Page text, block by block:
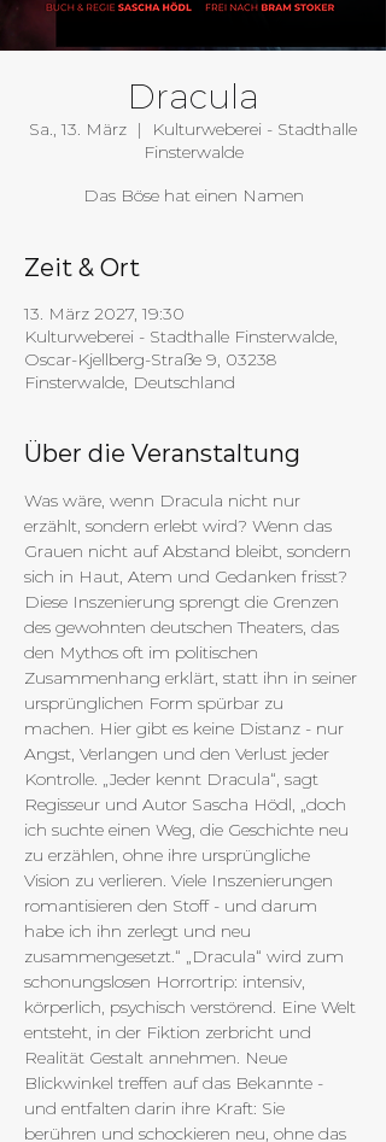
Dracula
Sa., 13. März
  |
Kulturweberei - Stadthalle
Finsterwalde
Das Böse hat einen Namen
Zeit & Ort
13. März 2027, 19:30
Kulturweberei - Stadthalle Finsterwalde,
Oscar-Kjellberg-Straße 9, 03238
Finsterwalde, Deutschland
Über die Veranstaltung
Was wäre, wenn Dracula nicht nur
erzählt, sondern erlebt wird? Wenn das
Grauen nicht auf Abstand bleibt, sondern
sich in Haut, Atem und Gedanken frisst?
Diese Inszenierung sprengt die Grenzen
des gewohnten deutschen Theaters, das
den Mythos oft im politischen
Zusammenhang erklärt, statt ihn in seiner
ursprünglichen Form spürbar zu
machen. Hier gibt es keine Distanz - nur
Angst, Verlangen und den Verlust jeder
Kontrolle. „Jeder kennt Dracula“, sagt
Regisseur und Autor Sascha Hödl, „doch
ich suchte einen Weg, die Geschichte neu
zu erzählen, ohne ihre ursprüngliche
Vision zu verlieren. Viele Inszenierungen
romantisieren den Stoff - und darum
habe ich ihn zerlegt und neu
zusammengesetzt.“ „Dracula“ wird zum
schonungslosen Horrortrip: intensiv,
körperlich, psychisch verstörend. Eine Welt
entsteht, in der Fiktion zerbricht und
Realität Gestalt annehmen. Neue
Blickwinkel treffen auf das Bekannte -
und entfalten darin ihre Kraft: Sie
berühren und schockieren neu, ohne das